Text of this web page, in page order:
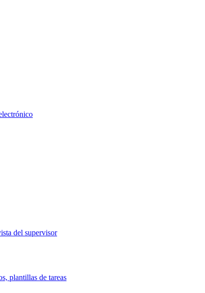
del supervisor
plantillas de tareas